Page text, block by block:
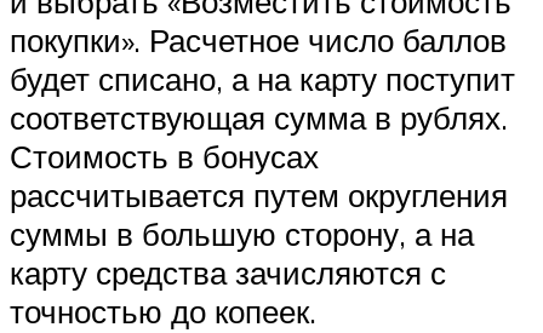
покупки». Расчетное число баллов
будет списано, а на карту поступит
соответствующая сумма в рублях.
Стоимость в бонусах
рассчитывается путем округления
суммы в большую сторону, а на
карту средства зачисляются с
точностью до копеек.